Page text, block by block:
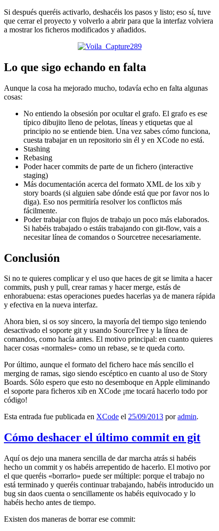
Si después queréis activarlo, deshacéis los pasos y listo; eso sí, tuve
que cerrar el proyecto y volverlo a abrir para que la interfaz volviera
a mostrar los ficheros modificados y añadidos.
Lo que sigo echando en falta
Aunque la cosa ha mejorado mucho, todavía echo en falta algunas
cosas:
No entiendo la obsesión por ocultar el grafo. El grafo es ese
típico dibujito lleno de pelotas, líneas y etiquetas que al
principio no se entiende bien. Una vez sabes cómo funciona,
cuesta trabajar en un repositorio sin él y en XCode no está.
Stashing
Rebasing
Poder hacer commits de parte de un fichero (interactive
staging)
Más documentación acerca del formato XML de los xib y
story boards (si alguien sabe dónde está que por favor nos lo
diga). Eso nos permitiría resolver los conflictos más
fácilmente.
Poder trabajar con flujos de trabajo un poco más elaborados.
Si habéis trabajado o estáis trabajando con git-flow, vais a
necesitar línea de comandos o Sourcetree necesariamente.
Conclusión
Si no te quieres complicar y el uso que haces de git se limita a hacer
commits, push y pull, crear ramas y hacer merge, estás de
enhorabuena: estas operaciones puedes hacerlas ya de manera rápida
y efectiva en la nueva interfaz.
Ahora bien, si os soy sincero, la mayoría del tiempo sigo teniendo
desactivado el soporte git y usando SourceTree y la línea de
comandos, como hacía antes. El motivo principal: en cuanto quieres
hacer cosas «normales» como un rebase, se te queda corto.
Por último, aunque el formato del fichero hace más sencillo el
merging de ramas, sigo siendo escéptico en cuanto al uso de Story
Boards. Sólo espero que esto no desemboque en Apple eliminando
el soporte para ficheros xib en XCode ¡me tocará hacerlo todo por
código!
Esta entrada fue publicada en XCode el 25/09/2013 poradmin.
Cómo deshacer el último commit en git
Aquí os dejo una manera sencilla de dar marcha atrás si habéis
hecho un commit y os habéis arrepentido de hacerlo. El motivo por
el que queréis «borrarlo» puede ser múltiple: porque el trabajo no
está terminado y queréis continuar trabajando, habéis introducido un
bug sin daos cuenta o sencillamente os habéis equivocado y lo
habéis hecho antes de tiempo.
Existen dos maneras de borrar ese commit: